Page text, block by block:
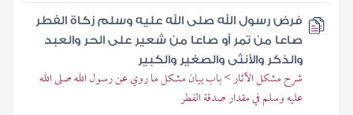
فرض رسول الله صلى الله عليه وسلم زكاة الفطر
صاعا من تمر أو صاعا من شعير على الحر والعبد
والذكر والأنثى والصغير والكبير
شرح مشكل الآثار > باب بيان مشكل ما روي عن رسول الله صلى الله
عليه وسلم في مقدار صدقة الفطر